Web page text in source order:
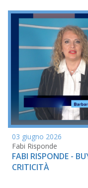
03 giugno 2026
Fabi Risponde
FABI RISPONDE -
CRITICITÀ